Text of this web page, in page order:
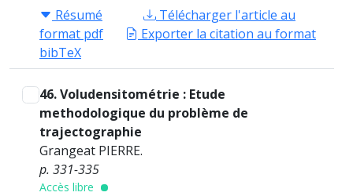
Résumé
Télécharger l'article au
format pdf
Exporter la citation au format
bibTeX
46. Voludensitométrie : Etude
methodologique du problème de
trajectographie
Grangeat PIERRE.
p. 331-335
Accès libre